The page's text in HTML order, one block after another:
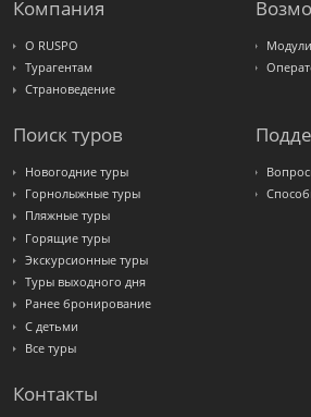
Компания
О RUSPO
Турагентам
Страноведение
Поиск туров
Новогодние туры
Горнолыжные туры
Пляжные туры
Горящие туры
Экскурсионные туры
Туры выходного дня
Ранее бронирование
С детьми
Все туры
Контакты